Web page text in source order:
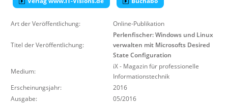
Über uns
Suche
Art der Veröffentlichung: Online-Publikation
Titel der Veröffentlichung:
Perlenfischer: Windows und Linux
verwalten mit Microsofts Desired
State Configuration
Medium:
iX - Magazin für professionelle
Informationstechnik
Erscheinungsjahr:
2016
Ausgabe:
05/2016